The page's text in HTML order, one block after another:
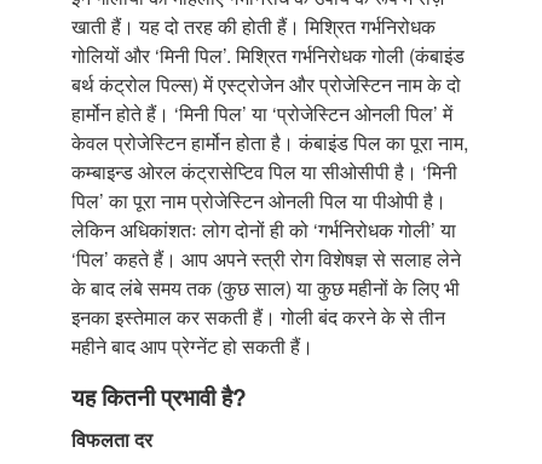
खाती हैं। यह दो तरह की होती हैं। मिश्रित गर्भनिरोधक
गोलियों और ‘मिनी पिल’. मिश्रित गर्भनिरोधक गोली (कंबाइंड
बर्थ कंट्रोल पिल्स) में एस्ट्रोजेन और प्रोजेस्टिन नाम के दो
हार्मोन होते हैं। ‘मिनी पिल’ या ‘प्रोजेस्टिन ओनली पिल’ में
केवल प्रोजेस्टिन हार्मोन होता है। कंबाइंड पिल का पूरा नाम,
कम्बाइन्ड ओरल कंट्रासेप्टिव पिल या सीओसीपी है। ‘मिनी
पिल’ का पूरा नाम प्रोजेस्टिन ओनली पिल या पीओपी है।
लेकिन अधिकांशतः लोग दोनों ही को ‘गर्भनिरोधक गोली’ या
‘पिल’ कहते हैं। आप अपने स्त्री रोग विशेषज्ञ से सलाह लेने
के बाद लंबे समय तक (कुछ साल) या कुछ महीनों के लिए भी
इनका इस्तेमाल कर सकती हैं। गोली बंद करने के से तीन
महीने बाद आप प्रेग्नेंट हो सकती हैं।
यह कितनी प्रभावी है?
विफलता दर